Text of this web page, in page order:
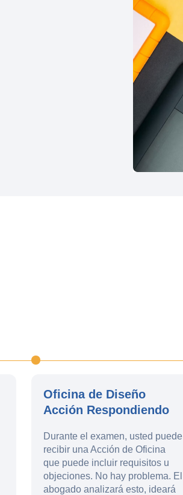
Oficina de Diseño
Acción Respondiendo
Durante el examen, usted puede
recibir una Acción de Oficina
que puede incluir requisitos u
objeciones. No hay problema. El
abogado analizará esto, ideará